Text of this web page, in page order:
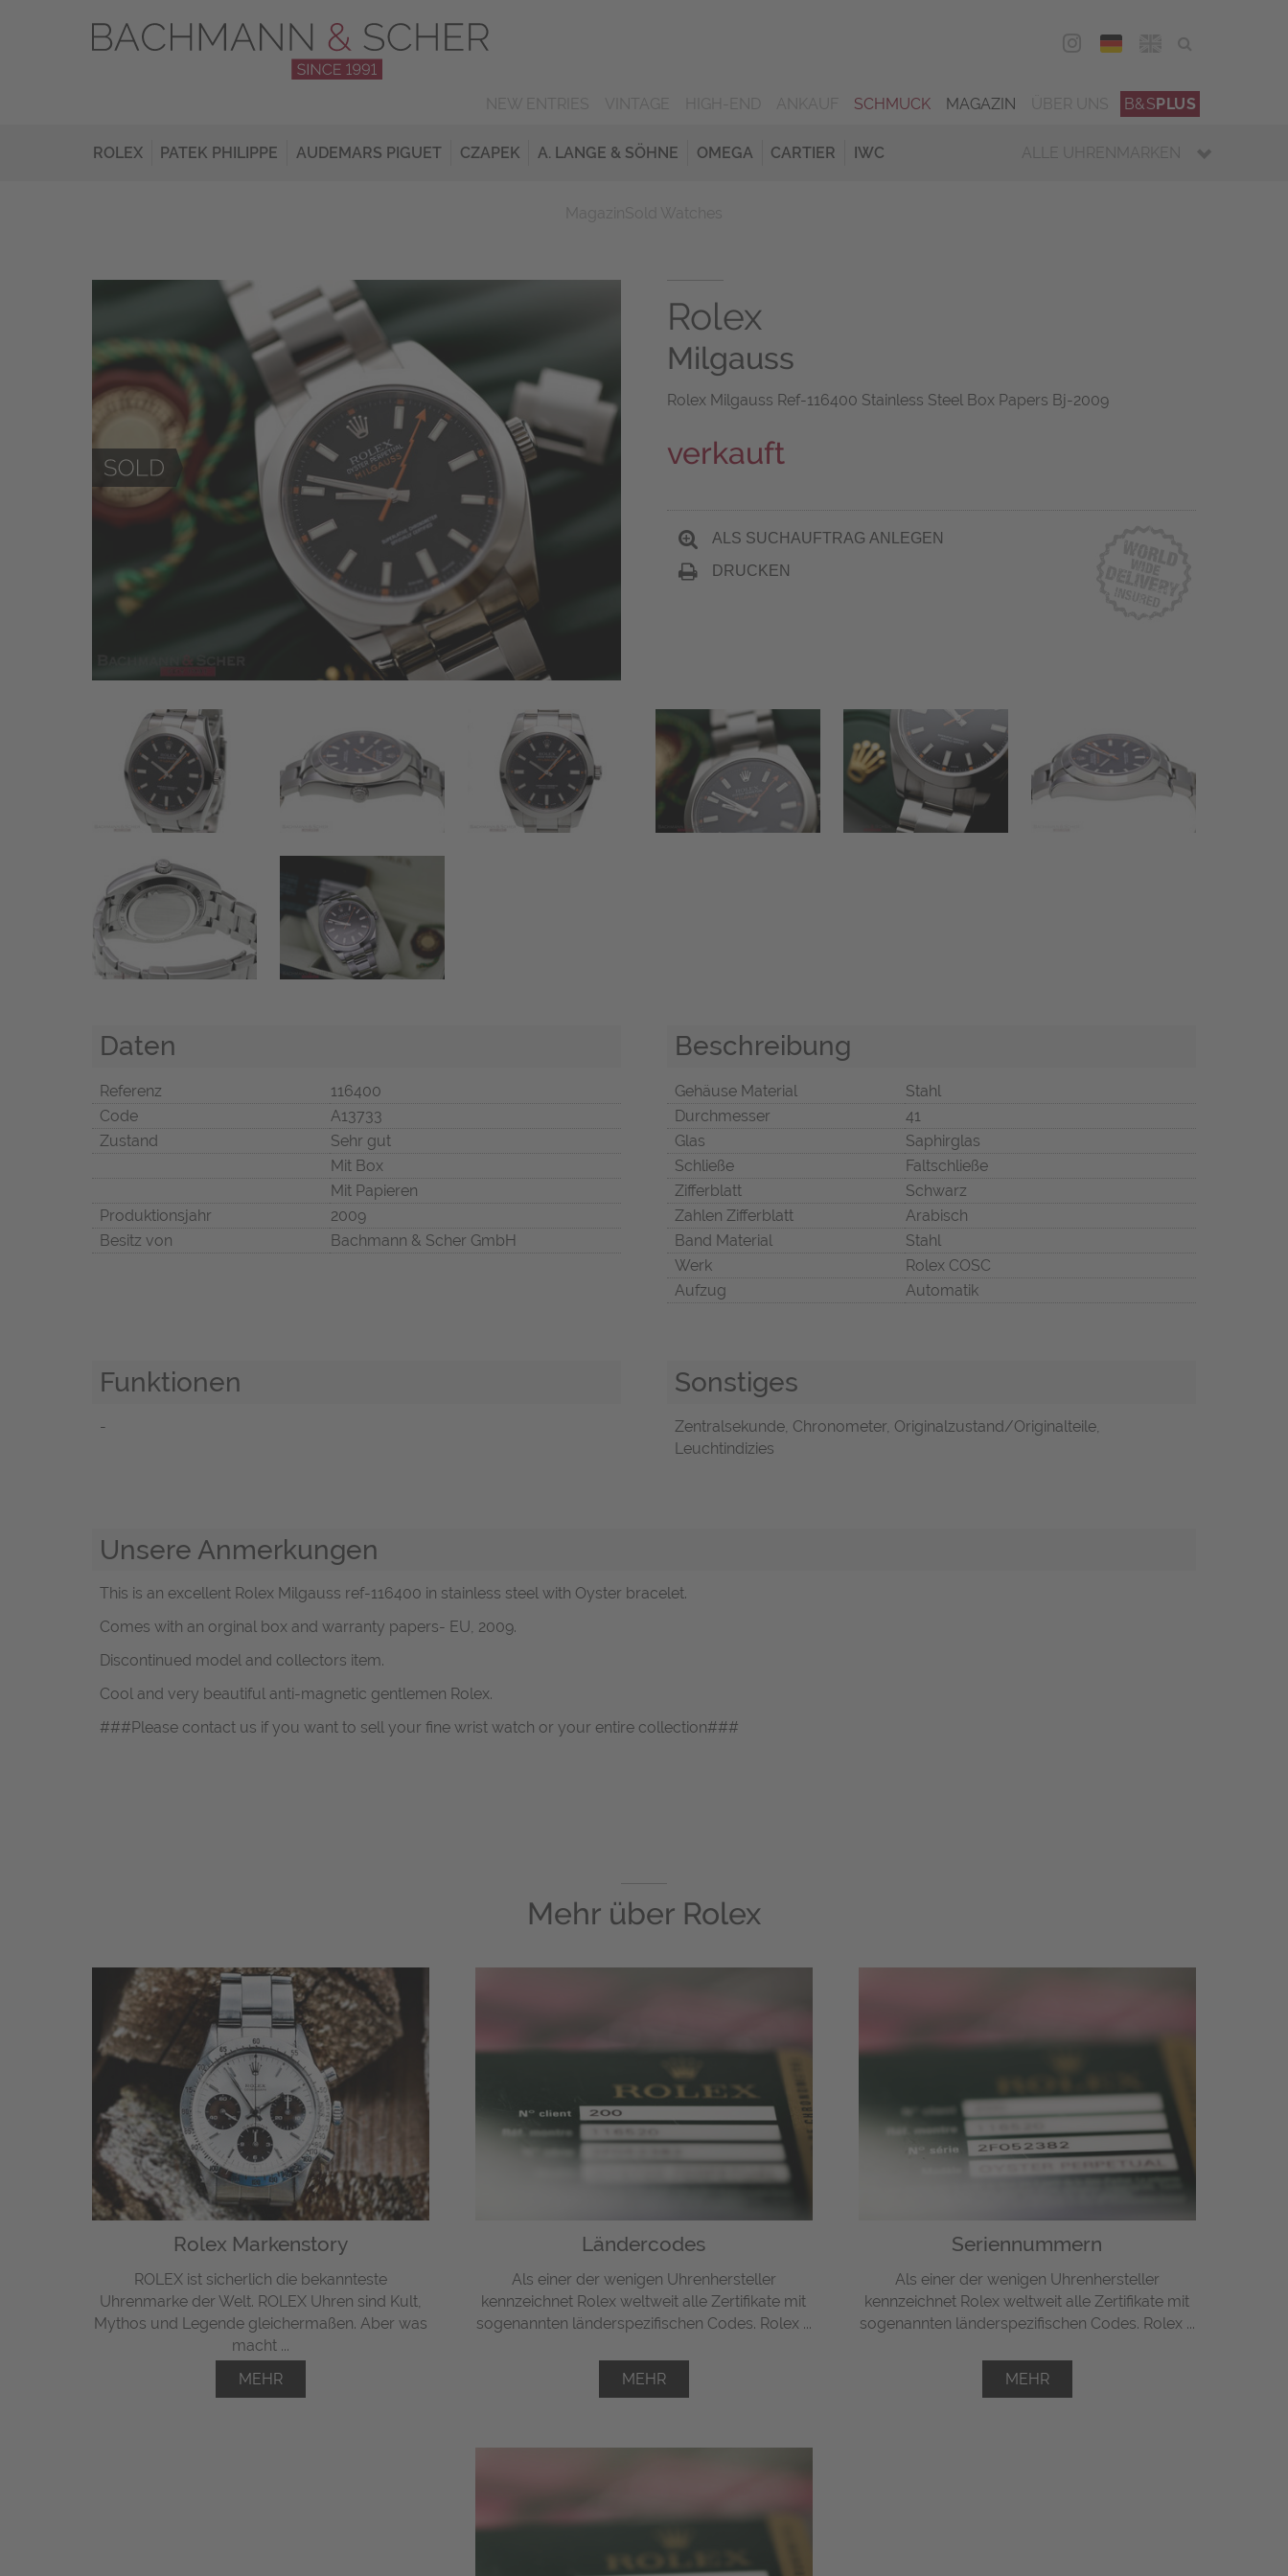
DEU
SCHMUCK MAGAZIN B&SPLUS
ROLEX PATEK PHILIPPE AUDEMARS PIGUET CZAPEK A. LANGE & SÖHNE OMEGA CARTIER IWC ALLE UHRENMARKEN
Rolex
Milgauss
Rolex Milgauss Ref-116400 Stainless Steel Box Papers Bj-2009
verkauft
ALS SUCHAUFTRAG ANLEGEN
DRUCKEN
Daten
Referenz
116400
Code
A13733
Zustand
Sehr gut
Mit Box
Mit Papieren
Produktionsjahr
2009
Besitz von
Bachmann & Scher GmbH
Beschreibung
Gehäuse Material
Stahl
Durchmesser
41
Glas
Saphirglas
Schließe
Faltschließe
Zifferblatt
Schwarz
Zahlen Zifferblatt
Arabisch
Band Material
Stahl
Werk
Rolex COSC
Aufzug
Automatik
Funktionen
-
Sonstiges
Zentralsekunde, Chronometer, Originalzustand/Originalteile,
Leuchtindizies
Unsere Anmerkungen
This is an excellent Rolex Milgauss ref-116400 in stainless steel with Oyster bracelet.
Comes with an orginal box and warranty papers- EU, 2009.
Discontinued model and collectors item.
Cool and very beautiful anti-magnetic gentlemen Rolex.
###Please contact us if you want to sell your fine wrist watch or your entire collection###
Mehr über Rolex
Rolex Markenstory
ROLEX ist sicherlich die bekannteste
Uhrenmarke der Welt. ROLEX Uhren sind Kult,
Mythos und Legende gleichermaßen. Aber was
macht ...
MEHR
Ländercodes
Als einer der wenigen Uhrenhersteller
kennzeichnet Rolex weltweit alle Zertifikate mit
sogenannten länderspezifischen Codes. Rolex ...
MEHR
Seriennummern
Als einer der wenigen Uhrenhersteller
kennzeichnet Rolex weltweit alle Zertifikate mit
sogenannten länderspezifischen Codes. Rolex ...
MEHR